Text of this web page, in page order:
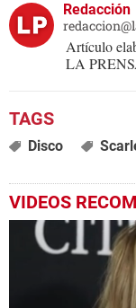
Redacción
Artículo
LA
Disco
VIDEOS